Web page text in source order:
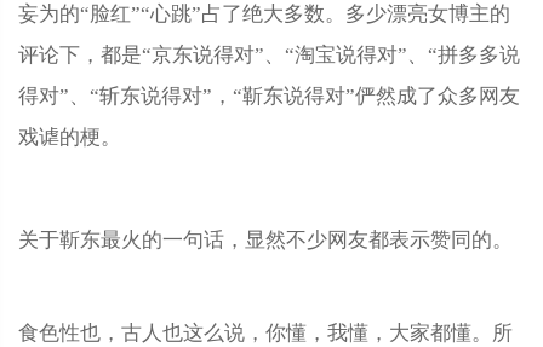
妄为的“脸红”“心跳”占了绝大多数。多少漂亮女博主的
评论下，都是“京东说得对”、“淘宝说得对”、“拼多多说
得对”、“斩东说得对”，“靳东说得对”俨然成了众多网友
戏谑的梗。
关于靳东最火的一句话，显然不少网友都表示赞同的。
食色性也，古人也这么说，你懂，我懂，大家都懂。所